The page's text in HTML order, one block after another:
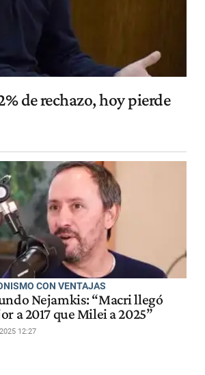
de rechazo, hoy pierde
CON VENTAJAS
Nejamkis: “Macri llegó
a 2017 que Milei a 2025”
12:27